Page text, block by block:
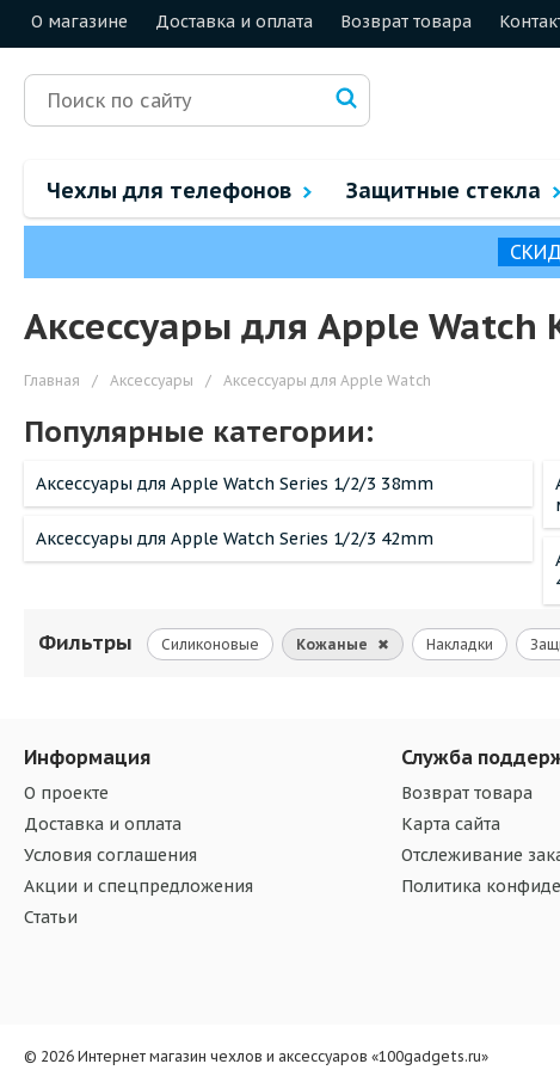
О магазине Доставка и оплата Возврат товара
Чехлы для телефонов Защитные стекла
Аксессуары для Apple
Главная / Аксессуары / Аксессуары для Apple Watch
Популярные категории:
Аксессуары для Apple Watch Series 1/2/3 38mm
Аксессуары для Apple Watch Series 1/2/3 42mm
Фильтры Силиконовые Кожаные ✖ Накладки
Информация
О проекте
Доставка и оплата
Условия соглашения
Акции и спецпредложения
Статьи
Служба
Возврат товара
Карта сайта
Отслеживание
Политика
© 2026 Интернет магазин чехлов и аксессуаров «100gadgets.ru»